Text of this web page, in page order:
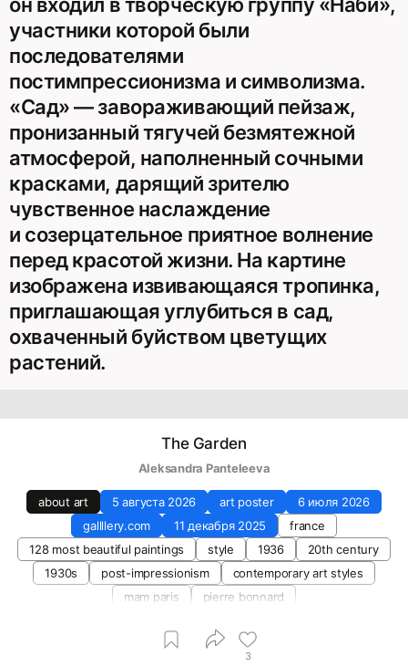
участники которой были
последователями
постимпрессионизма и символизма.
«Сад» — завораживающий пейзаж,
пронизанный тягучей безмятежной
атмосферой, наполненный сочными
красками, дарящий зрителю
чувственное наслаждение
и созерцательное приятное волнение
перед красотой жизни. На картине
изображена извивающаяся тропинка,
приглашающая углубиться в сад,
охваченный буйством цветущих
растений.
The Garden
Aleksandra Panteleeva
about art 5 августа 2026 art poster
6 июля 2026
gallllery.com
11 декабря 2025
france
128 most beautiful paintings
style 1936
20th century
1930s
post-impressionism
contemporary art styles
mam paris
pierre bonnard
3